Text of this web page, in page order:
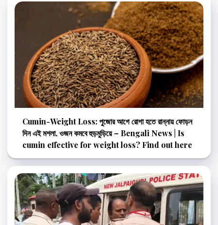
Cumin-Weight Loss: পুজোর আগে রোগা হতে রান্নায় ফোড়ন
দিন এই মশলা, ওজন কমবে হুড়মুড়িয়ে – Bengali News | Is
cumin effective for weight loss? Find out here